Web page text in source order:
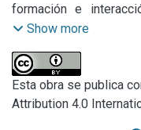
formación e
materiales, ya sea
material. Los
compuestos son
preparación de
Show more
Esta obra se publica
Attribution 4.0